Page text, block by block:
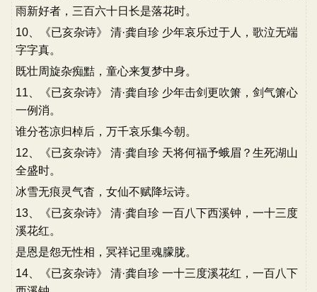
雨新好者，三百六十日长是落花时。
10、《已亥杂诗》 清·龚自珍 少年哀乐过于人，歌泣无端
字字真。
既壮周旋杂痴黠，童心来复梦中身。
11、《已亥杂诗》 清·龚自珍 少年击剑更吹箫，剑气箫心
一例消。
谁分苍凉归棹后，万千哀乐集今朝。
12、《已亥杂诗》 清·龚自珍 天将何福予蛾眉？生死湖山
全盛时。
冰雪无痕灵气杳，女仙不赋降坛诗。
13、《已亥杂诗》 清·龚自珍 一百八下西溪钟，一十三度
溪花红。
是恩是怨无性相，冥祥记里魂朦胧。
14、《已亥杂诗》 清·龚自珍 一十三度溪花红，一百八下